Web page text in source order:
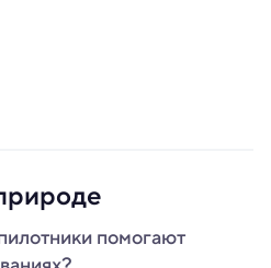
помогают